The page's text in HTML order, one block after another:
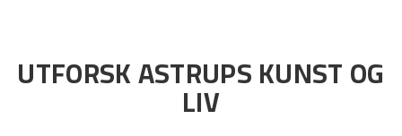
UTFORSK ASTRUPS KUNST OG
LIV